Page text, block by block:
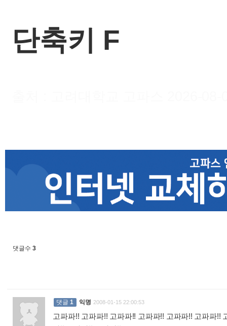
단축키 F
댓글수 3
댓글 1 익명 2008-01-15 22:00:53
고파파!! 고파파!! 고파파!! 고파파!! 고파파!! 고파파!!